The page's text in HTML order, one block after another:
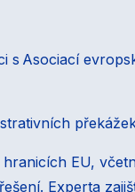
Asociací
EU,
Experta